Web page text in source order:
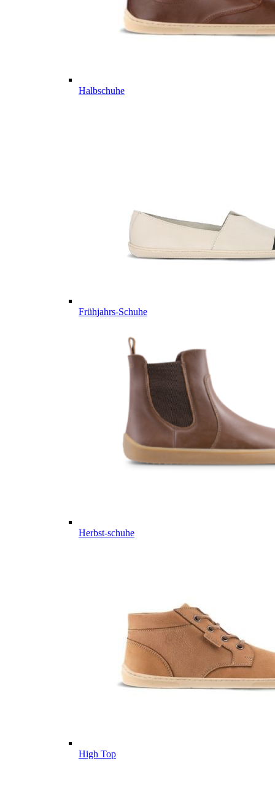
Halbschuhe
Frühjahrs-Schuhe
Herbst-schuhe
High Top